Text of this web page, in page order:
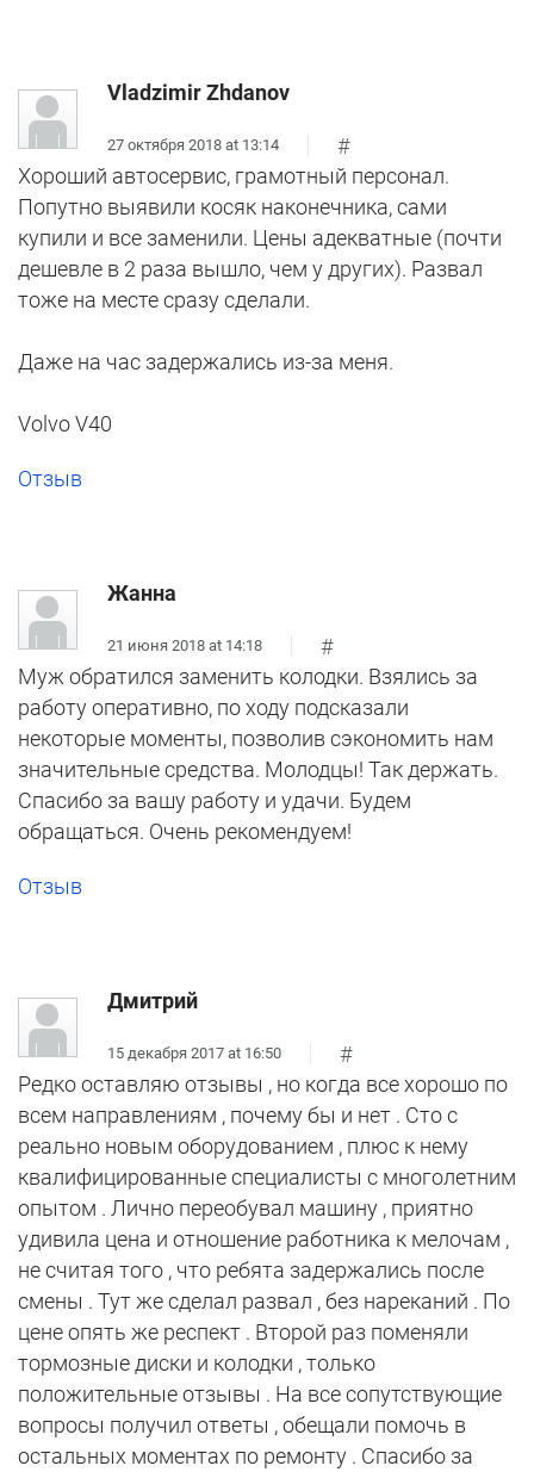
Vladzimir Zhdanov
27 октября 2018 at 13:14
#
Хороший автосервис, грамотный персонал.
Попутно выявили косяк наконечника, сами
купили и все заменили. Цены адекватные (почти
дешевле в 2 раза вышло, чем у других). Развал
тоже на месте сразу сделали.
Даже на час задержались из-за меня.
Volvo V40
Отзыв
Жанна
21 июня 2018 at 14:18
#
Муж обратился заменить колодки. Взялись за
работу оперативно, по ходу подсказали
некоторые моменты, позволив сэкономить нам
значительные средства. Молодцы! Так держать.
Спасибо за вашу работу и удачи. Будем
обращаться. Очень рекомендуем!
Отзыв
Дмитрий
15 декабря 2017 at 16:50
#
Редко оставляю отзывы , но когда все хорошо по
всем направлениям , почему бы и нет . Сто с
реально новым оборудованием , плюс к нему
квалифицированные специалисты с многолетним
опытом . Лично переобувал машину , приятно
удивила цена и отношение работника к мелочам ,
не считая того , что ребята задержались после
смены . Тут же сделал развал , без нареканий . По
цене опять же респект . Второй раз поменяли
тормозные диски и колодки , только
положительные отзывы . На все сопутствующие
вопросы получил ответы , обещали помочь в
остальных моментах по ремонту . Спасибо за